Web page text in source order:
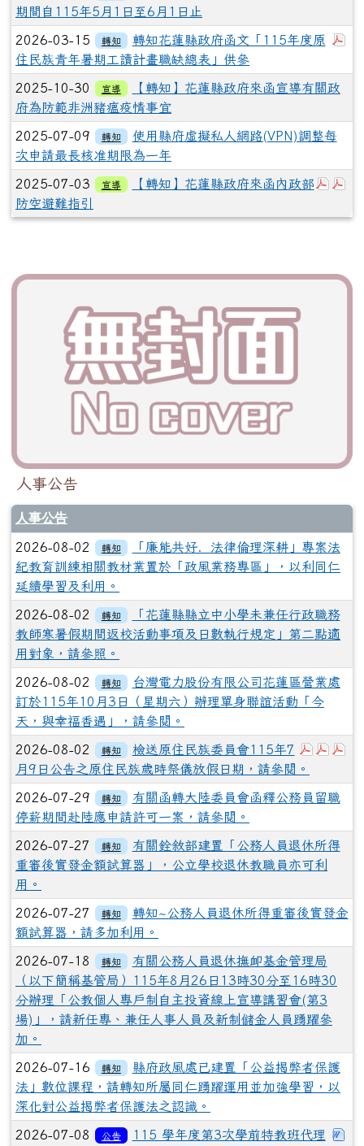
期間自115年5月1日至6月1日止
2026-03-15 轉知
轉知花蓮縣政府函文「115年度原
住民族青年暑期工讀計畫職缺總表」供參
2025-10-30 宣導
【轉知】花蓮縣政府來函宣導有關政
府為防範非洲豬瘟疫情事宜
2025-07-09 轉知
使用縣府虛擬私人網路(VPN)調整每
次申請最長核准期限為一年
下載
2025-07-03 宣導
【轉知】花蓮縣政府來函內政部
防空避難指引
人事公告
人事公告
2026-08-02 轉知
「廉能共好．法律倫理深耕」專案法
紀教育訓練相關教材業置於「政風業務專區」，以利同仁
延續學習及利用。
2026-08-02 轉知
「花蓮縣縣立中小學未兼任行政職務
教師寒暑假期間返校活動事項及日數執行規定」第二點適
用對象，請參照。
2026-08-02 轉知
台灣電力股份有限公司花蓮區營業處
訂於115年10月3日（星期六）辦理單身聯誼活動「今
天，與幸福香遇」，請參閱。
下載：
下
2026-08-02 轉知
檢送原住民族委員會115年7
月9日公告之原住民族歲時祭儀放假日期，請參閱。
2026-07-29 轉知
有關函轉大陸委員會函釋公務員留職
停薪期間赴陸應申請許可一案，請參閱。
2026-07-27 轉知
有關銓敘部建置「公務人員退休所得
重審後實發金額試算器」，公立學校退休教職員亦可利
用。
2026-07-27 轉知
轉知~公務人員退休所得重審後實發金
額試算器，請多加利用。
2026-07-18 轉知
有關公務人員退休撫卹基金管理局
（以下簡稱基管局）115年8月26日13時30分至16時30
分辦理「公教個人專戶制自主投資線上宣導講習會(第3
場)」，請新任專、兼任人事人員及新制儲金人員踴躍參
加。
2026-07-16 轉知
縣府政風處已建置「公益揭弊者保護
法」數位課程，請轉知所屬同仁踴躍運用並加強學習，以
深化對公益揭弊者保護法之認識。
2026-07-08 公告
115 學年度第3次學前特教班代理